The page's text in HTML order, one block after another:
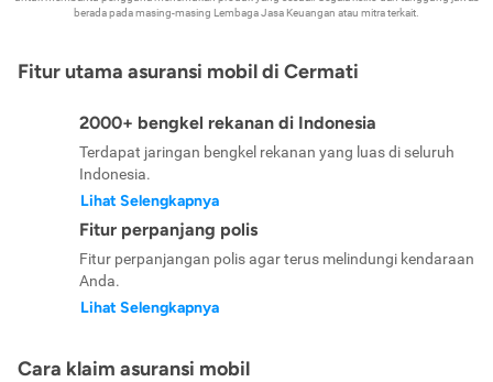
berada pada masing-masing Lembaga Jasa Keuangan atau mitra terkait.
Fitur utama asuransi mobil di Cermati
2000+ bengkel rekanan di Indonesia
Terdapat jaringan bengkel rekanan yang luas di seluruh
Indonesia.
Lihat Selengkapnya
Fitur perpanjang polis
Fitur perpanjangan polis agar terus melindungi kendaraan
Anda.
Lihat Selengkapnya
Cara klaim asuransi mobil